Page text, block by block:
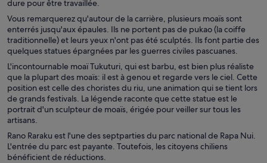
dure pour être travaillée.
Vous remarquerez qu'autour de la carrière, plusieurs moaïs sont
enterrés jusqu'aux épaules. Ils ne portent pas de pukao (la coiffe
traditionnelle) et leurs yeux n'ont pas été sculptés. Ils font partie des
quelques statues épargnées par les guerres civiles pascuanes.
L'incontournable moaï Tukuturi, qui est barbu, est bien plus réaliste
que la plupart des moaïs: il est à genou et regarde vers le ciel. Cette
position est celle des choristes du riu, une animation qui se tient lors
de grands festivals. La légende raconte que cette statue est le
portrait d'un sculpteur de moaïs, érigée pour veiller sur tous les
artisans.
Rano Raraku est l'une des septparties du parc national de Rapa Nui.
L'entrée du parc est payante. Toutefois, les citoyens chiliens
bénéficient de réductions.